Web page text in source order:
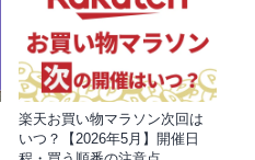
楽天お買い物マラソン次回は
いつ？【2026年5月】開催日